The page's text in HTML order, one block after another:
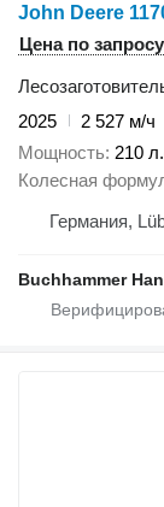
John Deere
Цена по запросу
2025
2 527 м/ч
Мощность 210
Колесная
Германия,
Buchhammer